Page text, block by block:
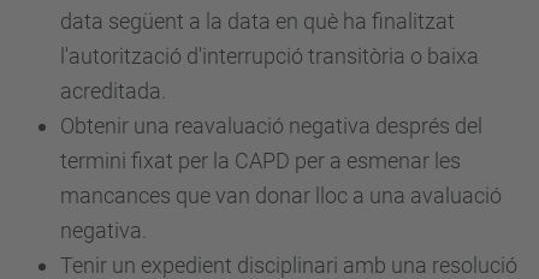
data següent a la data en què ha finalitzat
l'autorització d'interrupció transitòria o baixa
acreditada.
Obtenir una reavaluació negativa després del
termini fixat per la CAPD per a esmenar les
mancances que van donar lloc a una avaluació
negativa.
Tenir un expedient disciplinari amb una resolució